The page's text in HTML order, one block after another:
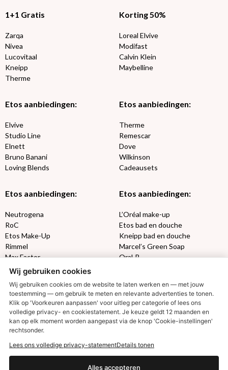
1+1 Gratis
Zarqa
Nivea
Lucovitaal
Kneipp
Therme
Korting 50%
Loreal Elvive
Modifast
Calvin Klein
Maybelline
Etos aanbiedingen:
Elvive
Studio Line
Elnett
Bruno Banani
Loving Blends
Etos aanbiedingen:
Therme
Remescar
Dove
Wilkinson
Cadeausets
Etos aanbiedingen:
Neutrogena
RoC
Etos Make-Up
Rimmel
Max Factor
Etos aanbiedingen:
L’Oréal make-up
Etos bad en douche
Kneipp bad en douche
Marcel’s Green Soap
Oral-B
Etos aanbiedingen:
Aussie
Gillette
Gezichtsverzorging
Syoss
DETOXEN
Always
Libresse
Gliss Kur
Etos billendoekjes
Wij gebruiken cookies
Wij gebruiken cookies om de website te laten werken en — met jouw
toestemming — om gebruik te meten en relevante advertenties te tonen.
Klik op 'Voorkeuren aanpassen' voor uitleg per categorie of lees ons
volledige privacy- en cookiestatement. Je keuze geldt 12 maanden en
kan op elk moment worden aangepast via de knop 'Cookie-instellingen'
rechtsonder.
Lees ons volledige privacy-statementDetails tonen
Alles accepteren
€2,50 korting?